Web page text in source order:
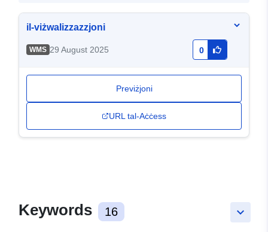
il-viżwalizzazzjoni
WMS 29 August 2025 0
Previżjoni
URL tal-Aċċess
keyboard_arrow_down
Keywords 16